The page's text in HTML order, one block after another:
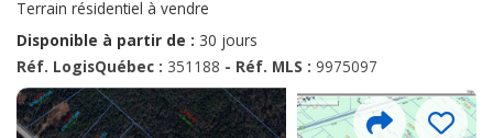
Terrain résidentiel à vendre
Disponible à partir de : 30 jours
Réf. LogisQuébec : 351188 - Réf. MLS : 9975097